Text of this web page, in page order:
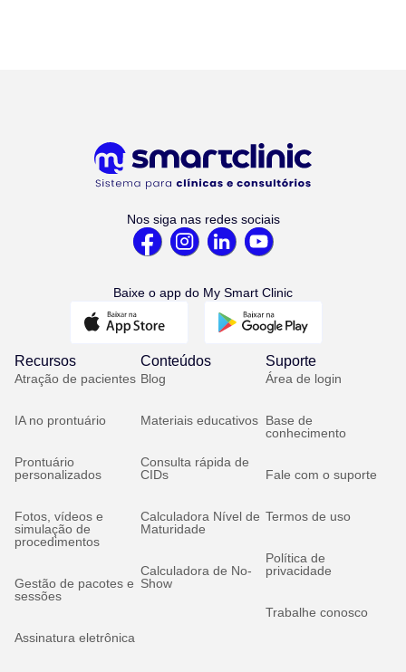
Nos siga nas redes sociais
Baixe o app do My Smart Clinic
Recursos
Atração de pacientes
IA no prontuário
Prontuário
personalizados
Fotos, vídeos e
simulação de
procedimentos
Gestão de pacotes e
sessões
Assinatura eletrônica
Conteúdos
Blog
Materiais educativos
Consulta rápida de
CIDs
Calculadora Nível de
Maturidade
Calculadora de No-
Show
Suporte
Área de login
Base de
conhecimento
Fale com o suporte
Termos de uso
Política de
privacidade
Trabalhe conosco